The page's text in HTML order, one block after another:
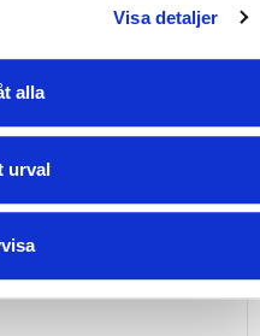
Visa detaljer
alla
urval
startpaket